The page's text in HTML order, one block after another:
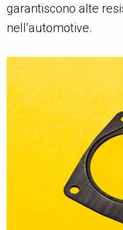
garantiscono alte
nell’automotive.